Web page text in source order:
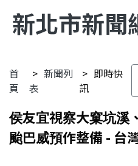
新北市新聞
首
頁
新聞列
表
即時快
訊
侯友宜視察大窠坑溪
颱巴威預作整備 - 台